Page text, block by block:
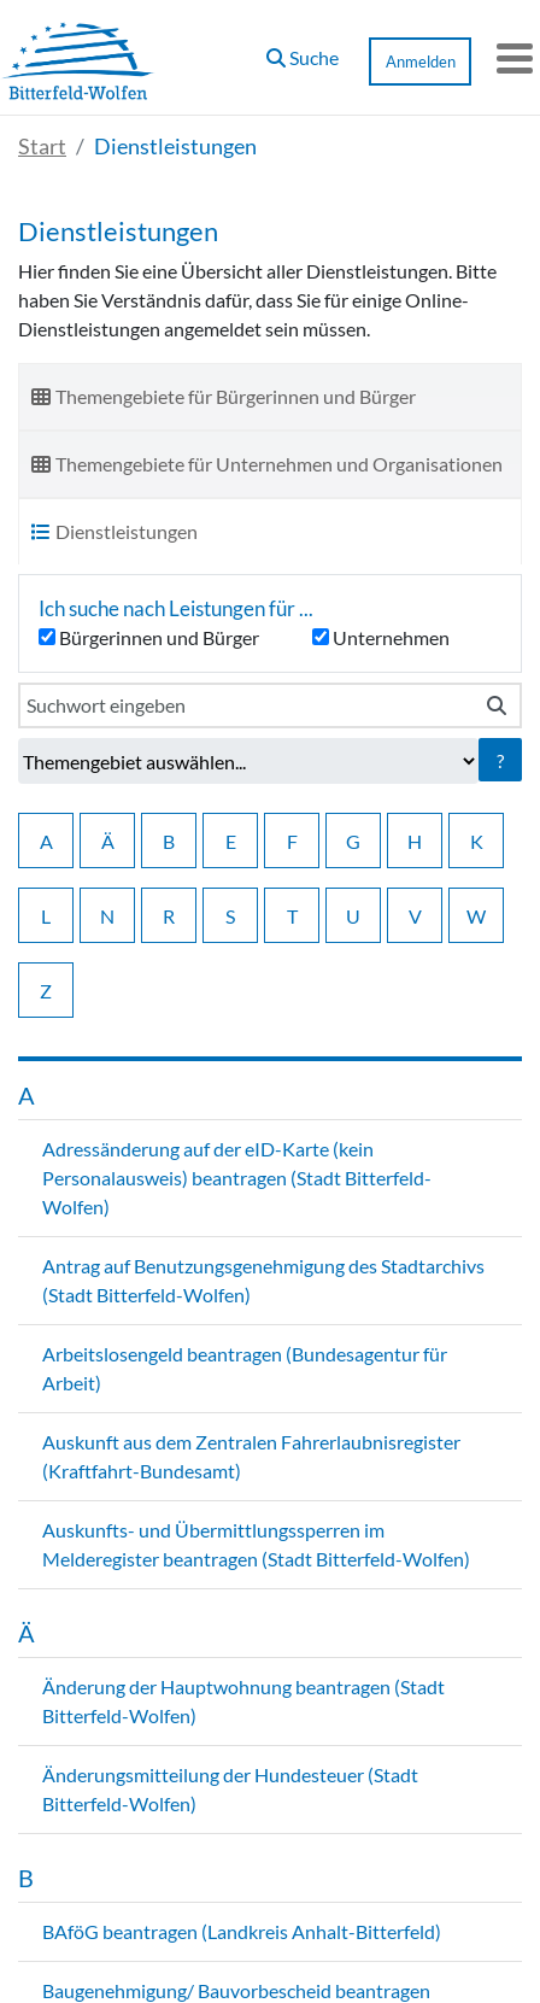
Zum Hauptinhalt springen
Suche
Anmelden
Start Dienstleistungen
Dienstleistungen
Hier finden Sie eine Übersicht aller Dienstleistungen. Bitte
haben Sie Verständnis dafür, dass Sie für einige Online-
Dienstleistungen angemeldet sein müssen.
Themengebiete für Bürgerinnen und Bürger
Themengebiete für Unternehmen und Organisationen
Dienstleistungen
Ich suche nach Leistungen für ...
Bürgerinnen und Bürger Unternehmen
?
A Ä B E F G H K
L N R S T U V W
Z
A
Adressänderung auf der eID-Karte (kein
Personalausweis) beantragen (Stadt Bitterfeld-
Wolfen)
Antrag auf Benutzungsgenehmigung des Stadtarchivs
(Stadt Bitterfeld-Wolfen)
Arbeitslosengeld beantragen (Bundesagentur für
Arbeit)
Auskunft aus dem Zentralen Fahrerlaubnisregister
(Kraftfahrt-Bundesamt)
Auskunfts- und Übermittlungssperren im
Melderegister beantragen (Stadt Bitterfeld-Wolfen)
Ä
Änderung der Hauptwohnung beantragen (Stadt
Bitterfeld-Wolfen)
Änderungsmitteilung der Hundesteuer (Stadt
Bitterfeld-Wolfen)
B
BAföG beantragen (Landkreis Anhalt-Bitterfeld)
Baugenehmigung/ Bauvorbescheid beantragen